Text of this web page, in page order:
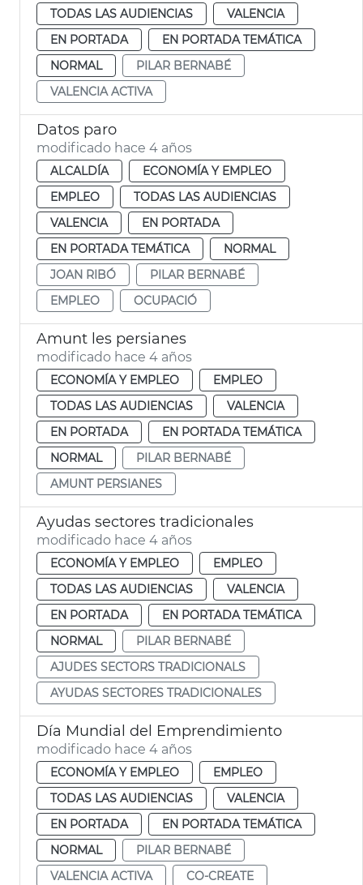
TODAS LAS AUDIENCIAS
VALENCIA
EN PORTADA
EN PORTADA TEMÁTICA
NORMAL
PILAR BERNABÉ
VALENCIA ACTIVA
Datos paro
modificado hace 4 años
ALCALDÍA
ECONOMÍA Y EMPLEO
EMPLEO
TODAS LAS AUDIENCIAS
VALENCIA
EN PORTADA
EN PORTADA TEMÁTICA
NORMAL
JOAN RIBÓ
PILAR BERNABÉ
EMPLEO
OCUPACIÓ
Amunt les persianes
modificado hace 4 años
ECONOMÍA Y EMPLEO
EMPLEO
TODAS LAS AUDIENCIAS
VALENCIA
EN PORTADA
EN PORTADA TEMÁTICA
NORMAL
PILAR BERNABÉ
AMUNT PERSIANES
Ayudas sectores tradicionales
modificado hace 4 años
ECONOMÍA Y EMPLEO
EMPLEO
TODAS LAS AUDIENCIAS
VALENCIA
EN PORTADA
EN PORTADA TEMÁTICA
NORMAL
PILAR BERNABÉ
AJUDES SECTORS TRADICIONALS
AYUDAS SECTORES TRADICIONALES
Día Mundial del Emprendimiento
modificado hace 4 años
ECONOMÍA Y EMPLEO
EMPLEO
TODAS LAS AUDIENCIAS
VALENCIA
EN PORTADA
EN PORTADA TEMÁTICA
NORMAL
PILAR BERNABÉ
VALENCIA ACTIVA
CO-CREATE